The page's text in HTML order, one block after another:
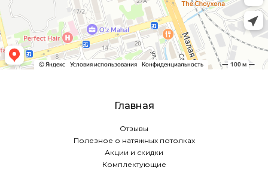
Главная
Отзывы
Полезное о натяжных потолках
Акции и скидки
Комплектующие